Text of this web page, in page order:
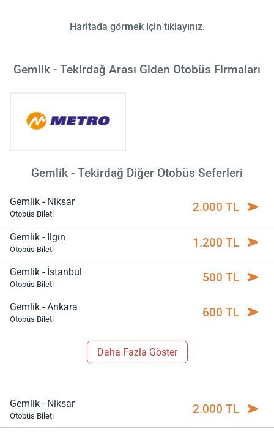
Haritada görmek için tıklayınız.
Gemlik - Tekirdağ Arası Giden Otobüs Firmaları
Gemlik - Tekirdağ Diğer Otobüs Seferleri
Gemlik - Niksar
Otobüs Bileti 2.000 TL
Gemlik - Ilgın
Otobüs Bileti 1.200 TL
Gemlik - İstanbul
Otobüs Bileti 500 TL
Gemlik - Ankara
Otobüs Bileti 600 TL
Daha Fazla Göster
Gemlik - Niksar
Otobüs Bileti 2.000 TL